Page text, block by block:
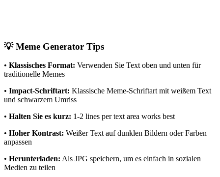
💡 Meme Generator Tips
• Klassisches Format: Verwenden Sie Text oben und unten für
traditionelle Memes
• Impact-Schriftart: Klassische Meme-Schriftart mit weißem Text
und schwarzem Umriss
• Halten Sie es kurz: 1-2 lines per text area works best
• Hoher Kontrast: Weißer Text auf dunklen Bildern oder Farben
anpassen
• Herunterladen: Als JPG speichern, um es einfach in sozialen
Medien zu teilen